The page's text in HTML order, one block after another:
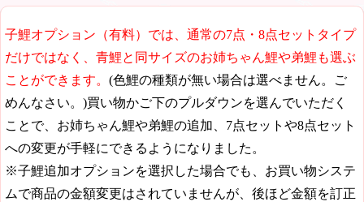
子鯉オプション（有料）では、通常の7点・8点セットタイプ
だけではなく、青鯉と同サイズのお姉ちゃん鯉や弟鯉も選ぶ
ことができます。 (色鯉の種類が無い場合は選べません。ご
めんなさい。)買い物かご下のプルダウンを選んでいただく
ことで、お姉ちゃん鯉や弟鯉の追加、7点セットや8点セット
への変更が手軽にできるようになりました。
※子鯉追加オプションを選択した場合でも、お買い物システ
ムで商品の金額変更はされていませんが、後ほど金額を訂正